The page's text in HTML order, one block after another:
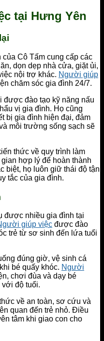
tại Hưng Yên
Cô Tấm cung cấp các
dọn dẹp nhà cửa, giặt ủi,
nội trợ khác. Người giúp
chăm sóc gia đình 24/7.
được đào tạo kỹ năng nấu
vị gia đình. Họ cũng
bị gia đình hiện đại, đảm
môi trường sống sạch sẽ
thức về quy trình làm
hợp lý để hoàn thành
biệt, họ luôn giữ thái độ tận
tắc của gia đình.
được nhiều gia đình tại
giúp việc được đào
trẻ từ sơ sinh đến lứa tuổi
đúng giờ, vệ sinh cá
bé quấy khóc. Người
chơi đùa và dạy bé
độ tuổi.
về an toàn, sơ cứu và
quan đến trẻ nhỏ. Điều
tâm khi giao con cho